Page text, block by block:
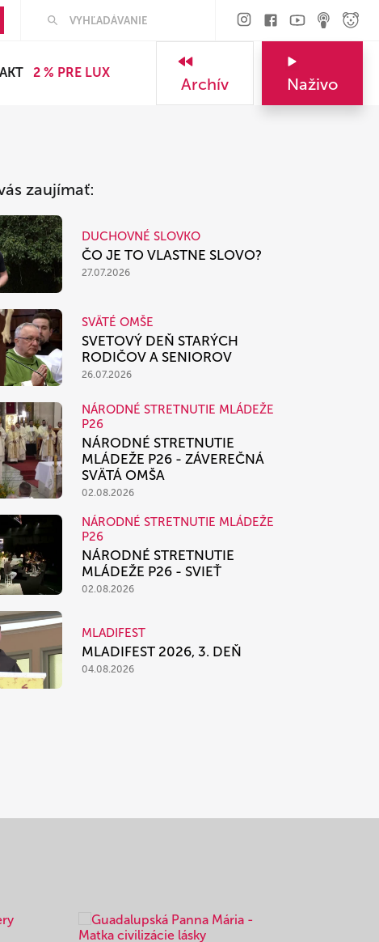
2 % PRE LUX
Archív Naživo
zaujímať:
DUCHOVNÉ SLOVKO
ČO JE TO VLASTNE SLOVO?
27.07.2026
SVÄTÉ OMŠE
SVETOVÝ DEŇ STARÝCH
RODIČOV A SENIOROV
26.07.2026
NÁRODNÉ STRETNUTIE MLÁDEŽE
P26
NÁRODNÉ STRETNUTIE
MLÁDEŽE P26 - ZÁVEREČNÁ
SVÄTÁ OMŠA
02.08.2026
NÁRODNÉ STRETNUTIE MLÁDEŽE
P26
NÁRODNÉ STRETNUTIE
MLÁDEŽE P26 - SVIEŤ
02.08.2026
MLADIFEST
MLADIFEST 2026, 3. DEŇ
04.08.2026